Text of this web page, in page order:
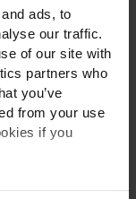
ads, to
our traffic.
of our site with
partners who
you’ve
from your use
if you